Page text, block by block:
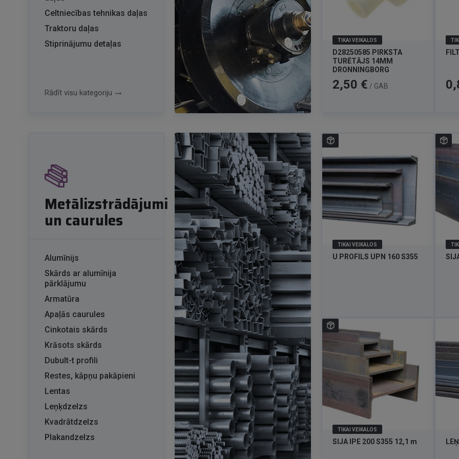
Celtniecības tehnikas daļas
Traktoru daļas
Stiprinājumu detaļas
Rādīt visu kategoriju trending_flat
TIKAI VEIKALOS
D28250585 PIRKSTA
TURĒTĀJS 14MM
DRONNINGBORG
Cena
2,50 € / GAB
Metālizstrādājumi
un caurules
Alumīnijs
Skārds ar alumīnija
pārklājumu
Armatūra
Apaļās caurules
Cinkotais skārds
Krāsots skārds
Dubult-t profili
Restes, kāpņu pakāpieni
Lentas
Leņķdzelzs
Kvadrātdzelzs
Plakandzelzs
TIKAI VEIKALOS
U PROFILS UPN 160 S355
TIKAI VEIKALOS
SIJA IPE 200 S355 12,1 m